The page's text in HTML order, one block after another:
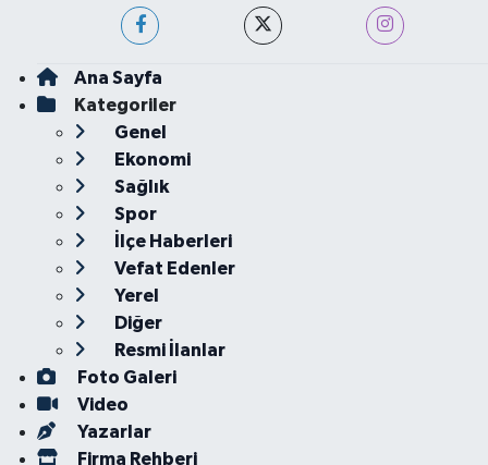
Ana Sayfa
Kategoriler
Genel
Ekonomi
Sağlık
Spor
İlçe Haberleri
Vefat Edenler
Yerel
Diğer
Resmi İlanlar
Foto Galeri
Video
Yazarlar
Firma Rehberi